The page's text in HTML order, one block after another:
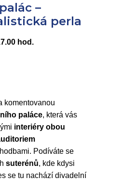
–
perla
hod.
komentovanou
paláce, která vás
interiéry obou
Podíváte se
suterénů, kde kdysi
se tu nachází divadelní